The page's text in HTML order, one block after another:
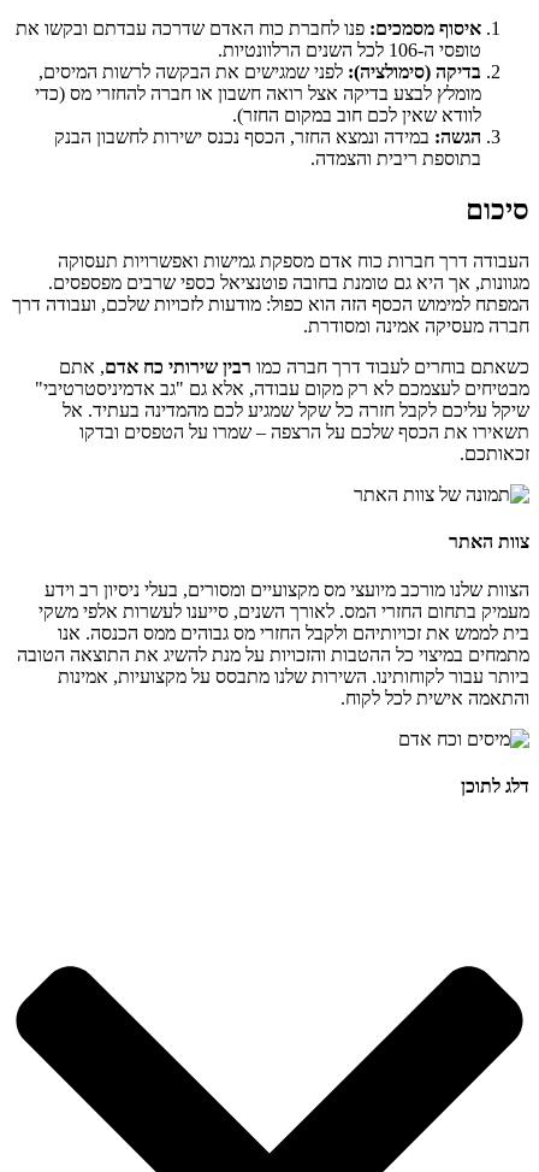
איסוף מסמכים: פנו לחברת כוח האדם שדרכה עבדתם ובקשו את
טופסי ה-106 לכל השנים הרלוונטיות.
בדיקה (סימולציה): לפני שמגישים את הבקשה לרשות המיסים,
מומלץ לבצע בדיקה אצל רואה חשבון או חברה להחזרי מס (כדי
לוודא שאין לכם חוב במקום החזר).
הגשה: במידה ונמצא החזר, הכסף נכנס ישירות לחשבון הבנק
בתוספת ריבית והצמדה.
סיכום
העבודה דרך חברות כוח אדם מספקת גמישות ואפשרויות תעסוקה
מגוונות, אך היא גם טומנת בחובה פוטנציאל כספי שרבים מפספסים.
המפתח למימוש הכסף הזה הוא כפול: מודעות לזכויות שלכם, ועבודה דרך
חברה מעסיקה אמינה ומסודרת.
כשאתם בוחרים לעבוד דרך חברה כמו רבין שירותי כח אדם, אתם
מבטיחים לעצמכם לא רק מקום עבודה, אלא גם "גב אדמיניסטרטיבי"
שיקל עליכם לקבל חזרה כל שקל שמגיע לכם מהמדינה בעתיד. אל
תשאירו את הכסף שלכם על הרצפה – שמרו על הטפסים ובדקו
זכאותכם.
צוות האתר
הצוות שלנו מורכב מיועצי מס מקצועיים ומסורים, בעלי ניסיון רב וידע
מעמיק בתחום החזרי המס. לאורך השנים, סייענו לעשרות אלפי משקי
בית לממש את זכויותיהם ולקבל החזרי מס גבוהים ממס הכנסה. אנו
מתמחים במיצוי כל ההטבות והזכויות על מנת להשיג את התוצאה הטובה
ביותר עבור לקוחותינו. השירות שלנו מתבסס על מקצועיות, אמינות
והתאמה אישית לכל לקוח.
דלג לתוכן